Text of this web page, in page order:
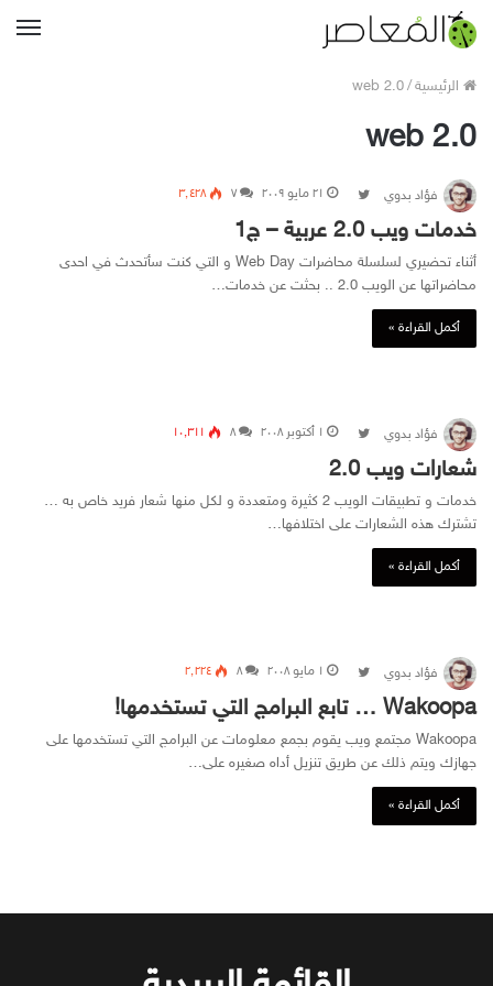
الرئيسية/
web 2.0
web 2.0
فؤاد بدوي Follow on Twitter
۲۱ مايو ۲۰۰۹ ۷ ۳٬٤۲۸
خدمات ويب 2.0 عربية – ج1
أثناء تحضيري لسلسلة محاضرات Web Day و التي كنت سأتحدث في احدى
محاضراتها عن الويب 2.0 .. بحثت عن خدمات…
أكمل القراءة »
فؤاد بدوي Follow on Twitter
۱ أكتوبر ۲۰۰۸ ۸ ۱۰٬۳۱۱
شعارات ويب 2.0
خدمات و تطبيقات الويب 2 كثيرة ومتعددة و لكل منها شعار فريد خاص به …
تشترك هذه الشعارات على اختلافها…
أكمل القراءة »
فؤاد بدوي Follow on Twitter
۱ مايو ۲۰۰۸ ۸ ۲٬۲۲٤
Wakoopa … تابع البرامج التي تستخدمها!
Wakoopa مجتمع ويب يقوم بجمع معلومات عن البرامج التي تستخدمها على
جهازك ويتم ذلك عن طريق تنزيل أداه صغيره على…
أكمل القراءة »